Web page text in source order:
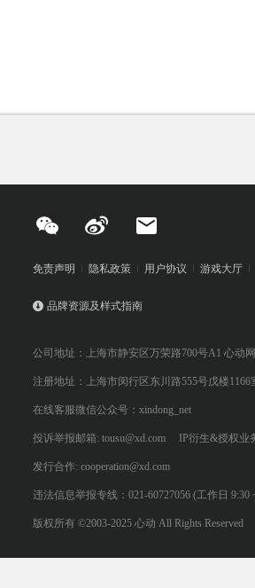
免责声明 隐私政策 用户协议 游戏大厅
品牌资源及样式指南
公司地址：上海市静安区万荣路700号A1 心动
注册地址：上海市闵行区东川路555号戊楼1166
在线客服微信公众号：xindong_net
投诉举报邮箱: tousu@xd.com IP衍生&授权业
发行合作: cooperation@xd.com
违法信息举报专线：021-60727056 (工作日 9:30
版权所有 ©2003-2025 心动 All Rights Reserved